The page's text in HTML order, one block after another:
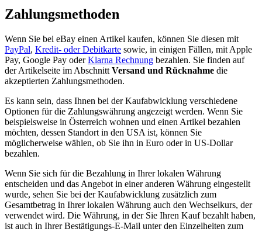
Zahlungsmethoden
Wenn Sie bei eBay einen Artikel kaufen, können Sie diesen mit
PayPal, Kredit- oder Debitkarte sowie, in einigen Fällen, mit Apple
Pay, Google Pay oderKlarna Rechnung bezahlen. Sie finden auf
der Artikelseite im Abschnitt Versand und Rücknahme die
akzeptierten Zahlungsmethoden.
Es kann sein, dass Ihnen bei der Kaufabwicklung verschiedene
Optionen für die Zahlungswährung angezeigt werden. Wenn Sie
beispielsweise in Österreich wohnen und einen Artikel bezahlen
möchten, dessen Standort in den USA ist, können Sie
möglicherweise wählen, ob Sie ihn in Euro oder in US-Dollar
bezahlen.
Wenn Sie sich für die Bezahlung in Ihrer lokalen Währung
entscheiden und das Angebot in einer anderen Währung eingestellt
wurde, sehen Sie bei der Kaufabwicklung zusätzlich zum
Gesamtbetrag in Ihrer lokalen Währung auch den Wechselkurs, der
verwendet wird. Die Währung, in der Sie Ihren Kauf bezahlt haben,
ist auch in Ihrer Bestätigungs-E-Mail unter den Einzelheiten zum